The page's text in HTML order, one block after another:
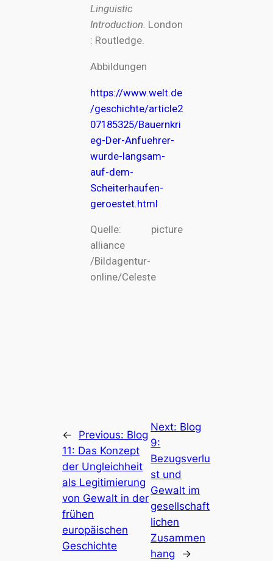
Linguistic
Introduction. London
: Routledge.
Abbildungen
https://www.welt.de
/geschichte/article2
07185325/Bauernkri
eg-Der-Anfuehrer-
wurde-langsam-
auf-dem-
Scheiterhaufen-
geroestet.html
Quelle: picture
alliance
/Bildagentur-
online/Celeste
← Previous: Blog
11: Das Konzept
der Ungleichheit
als Legitimierung
von Gewalt in der
frühen
europäischen
Geschichte
Next: Blog
9:
Bezugsverlu
st und
Gewalt im
gesellschaft
lichen
Zusammen
hang
→